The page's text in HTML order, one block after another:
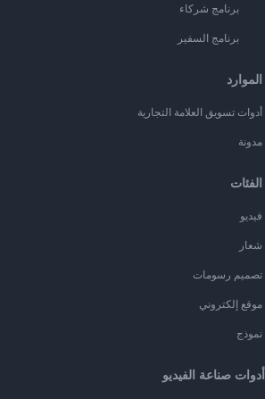
برنامج شركاء
برنامج السفير
الموارد
أدوات تسويق العلامة التجارية
مدونة
الفئات
فيديو
شعار
تصميم رسومات
موقع إلكتروني
نموذج
أدوات صناعة الفيديو